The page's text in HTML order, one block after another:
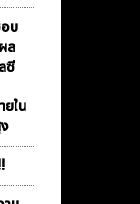
บ
ล
ซี
ใน